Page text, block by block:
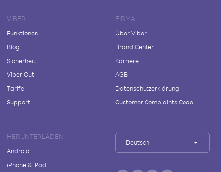
VIBER
Funktionen
Blog
Sicherheit
Viber Out
Tarife
Support
FIRMA
Über Viber
Brand Center
Karriere
AGB
Datenschutzerklärung
Customer Complaints Code
HERUNTERLADEN
Android
iPhone & iPad
Deutsch